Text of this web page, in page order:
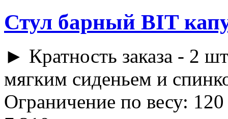
Стул барный BIT
► Кратность заказа - 2
мягким сиденьем и
Ограничение по весу: 120